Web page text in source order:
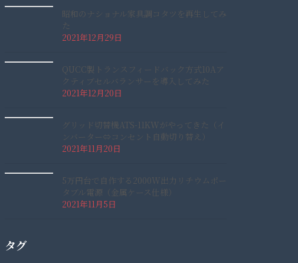
昭和のナショナル家具調コタツを再生してみ
た
2021年12月29日
QUCC製トランスフィードバック方式10Aア
クティブセルバランサーを導入してみた
2021年12月20日
グリッド切替機ATS-11KWがやってきた（イ
ンバーター⇔コンセント自動切り替え）
2021年11月20日
5万円台で自作する2000W出力リチウムポー
タブル電源（金属ケース仕様）
2021年11月5日
タグ